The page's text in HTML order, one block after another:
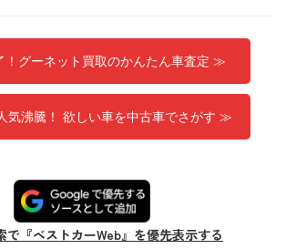
！グーネット買取のかんたん車査定 ≫
気沸騰！ 欲しい車を中古車でさがす ≫
で『ベストカーWeb』を優先表示する